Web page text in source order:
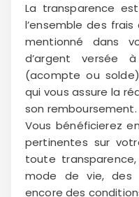
La transparence
l’ensemble des
mentionné dans
d’argent versée
(acompte ou
qui vous assure la
son remboursement.
Vous bénéficierez
pertinentes sur
toute
mode de vie, des
encore des